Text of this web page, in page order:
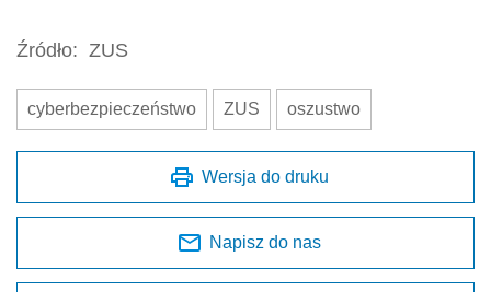
Źródło: ZUS
cyberbezpieczeństwo ZUS oszustwo
Wersja do druku
Napisz do nas